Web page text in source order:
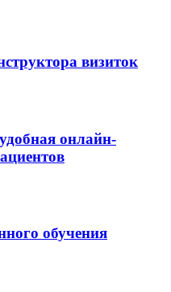
визиток
онлайн-
обучения